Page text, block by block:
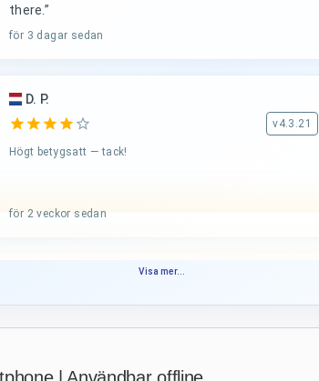
there.”
för 3 dagar sedan
D. P.
star star star star star_border v4.3.21
Högt betygsatt — tack!
för 2 veckor sedan
PHILIPPE JAUFFRIT ·France
starstarstarstarstar_border v4.3.21
“Je rencontre des bugues”
Visa mer...